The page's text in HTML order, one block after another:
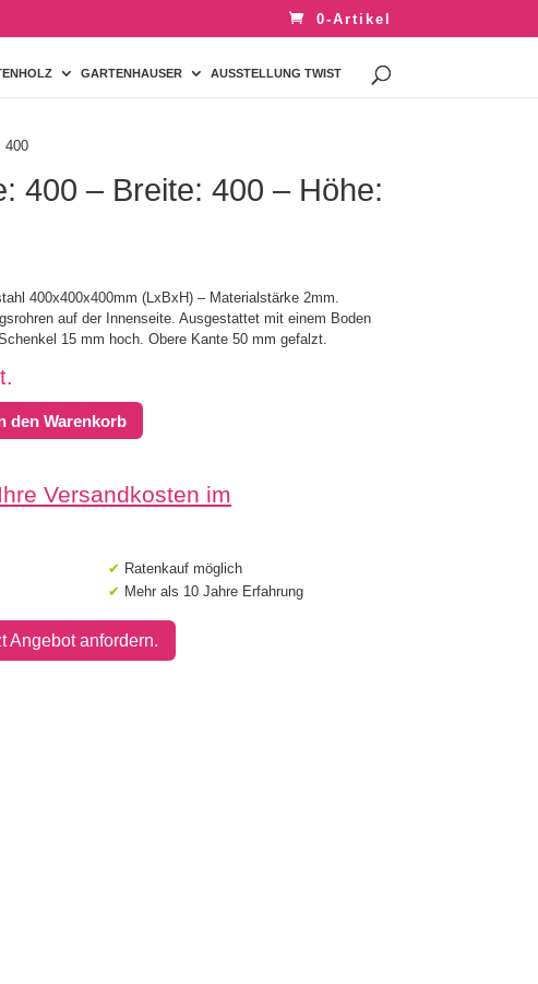
0-Artikel
GARTENHAUSER AUSSTELLUNG TWIST
400
400 – Breite: 400 – Höhe:
400x400x400mm (LxBxH) – Materialstärke 2mm.
auf der Innenseite. Ausgestattet mit einem Boden
15 mm hoch. Obere Kante 50 mm gefalzt.
den Warenkorb
Versandkosten im
✔ Ratenkauf möglich
✔ Mehr als 10 Jahre Erfahrung
Angebot anfordern.